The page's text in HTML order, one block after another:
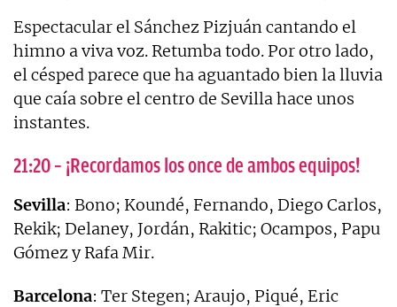
Espectacular el Sánchez Pizjuán cantando el
himno a viva voz. Retumba todo. Por otro lado,
el césped parece que ha aguantado bien la lluvia
que caía sobre el centro de Sevilla hace unos
instantes.
21:20 – ¡Recordamos los once de ambos equipos!
Sevilla: Bono; Koundé, Fernando, Diego Carlos,
Rekik; Delaney, Jordán, Rakitic; Ocampos, Papu
Gómez y Rafa Mir.
Barcelona: Ter Stegen; Araujo, Piqué, Eric